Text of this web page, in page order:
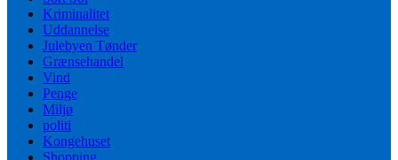
Kriminalitet
Uddannelse
Julebyen Tønder
Grænsehandel
Vind
Penge
Miljø
politi
Kongehuset